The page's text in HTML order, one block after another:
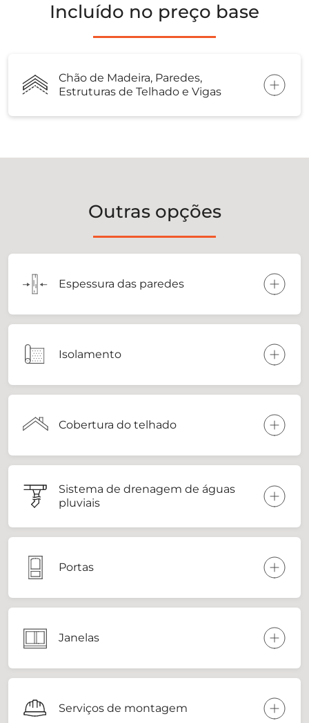
Incluído no preço base
Chão de Madeira, Paredes,
Estruturas de Telhado e Vigas
Outras opções
Espessura das paredes
Isolamento
Cobertura do telhado
Sistema de drenagem de águas
pluviais
Portas
Janelas
Serviços de montagem